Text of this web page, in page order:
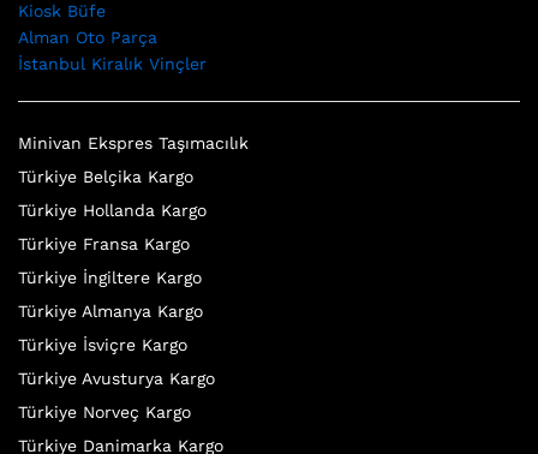
Kiosk Büfe
Alman Oto Parça
İstanbul Kiralık Vinçler
Minivan Ekspres Taşımacılık
Türkiye Belçika Kargo
Türkiye Hollanda Kargo
Türkiye Fransa Kargo
Türkiye İngiltere Kargo
Türkiye Almanya Kargo
Türkiye İsviçre Kargo
Türkiye Avusturya Kargo
Türkiye Norveç Kargo
Türkiye Danimarka Kargo